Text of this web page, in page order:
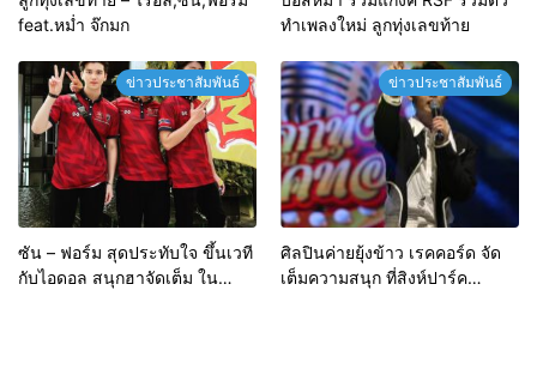
feat.หม่ำ จ๊กมก
ทำเพลงใหม่ ลูกทุ่งเลขท้าย
ข่าวประชาสัมพันธ์
ซัน – ฟอร์ม สุดประทับใจ ขึ้นเวที
กับไอดอล สนุกฮาจัดเต็ม ใน
ข่าวประชาสัมพันธ์
ศิลปินค่ายยุ้งข้าว เรคคอร์ด จัด
เต็มความสนุก ที่สิงห์ปาร์ค